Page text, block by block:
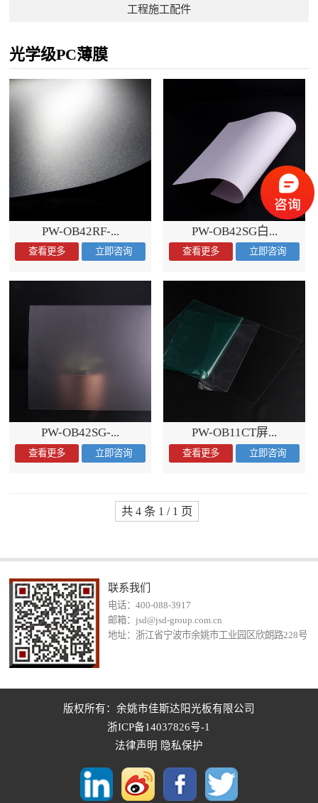
工程施工配件
光学级PC薄膜
PW-OB42RF-... PW-OB42SG白...
PW-OB42SG-... PW-OB11CT屏...
共 4 条 1 / 1 页
联系我们
电话：400-088-3917
邮箱：jsd@jsd-group.com.cn
地址：浙江省宁波市余姚市工业园区欣朗路228号
版权所有：余姚市佳斯达阳光板有限公司
浙ICP备14037826号-1
法律声明 隐私保护